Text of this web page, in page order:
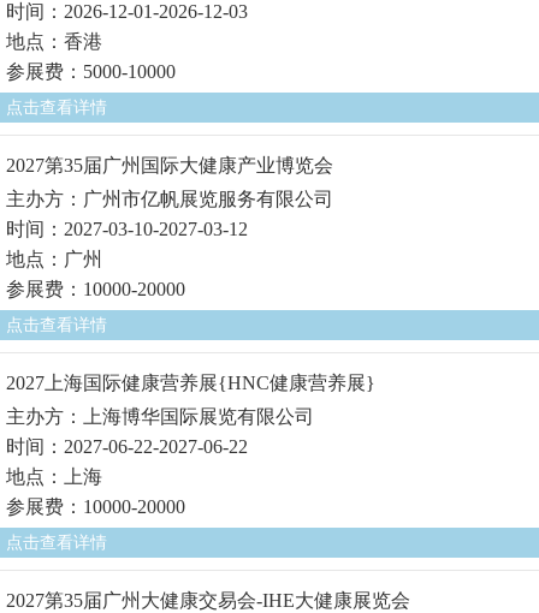
时间：2026-12-01-2026-12-03
地点：香港
参展费：5000-10000
点击查看详情
2027第35届广州国际大健康产业博览会
主办方：广州市亿帆展览服务有限公司
时间：2027-03-10-2027-03-12
地点：广州
参展费：10000-20000
点击查看详情
2027上海国际健康营养展{HNC健康营养展}
主办方：上海博华国际展览有限公司
时间：2027-06-22-2027-06-22
地点：上海
参展费：10000-20000
点击查看详情
2027第35届广州大健康交易会-IHE大健康展览会